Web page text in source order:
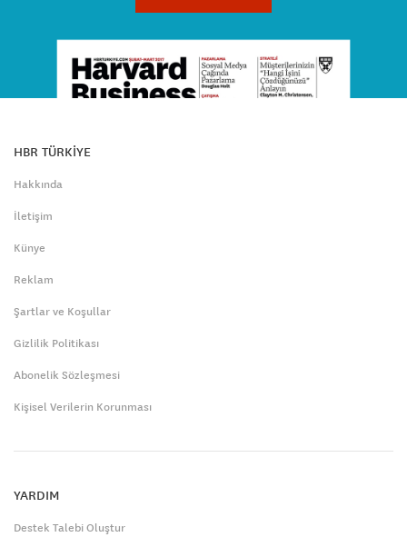
HBR TÜRKİYE
Hakkında
İletişim
Künye
Reklam
Şartlar ve Koşullar
Gizlilik Politikası
Abonelik Sözleşmesi
Kişisel Verilerin Korunması
YARDIM
Destek Talebi Oluştur